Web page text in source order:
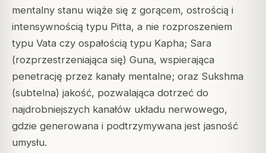
mentalny stanu wiąże się z gorącem, ostrością i
intensywnością typu Pitta, a nie rozproszeniem
typu Vata czy ospałością typu Kapha; Sara
(rozprzestrzeniająca się) Guna, wspierająca
penetrację przez kanały mentalne; oraz Sukshma
(subtelna) jakość, pozwalająca dotrzeć do
najdrobniejszych kanałów układu nerwowego,
gdzie generowana i podtrzymywana jest jasność
umysłu.